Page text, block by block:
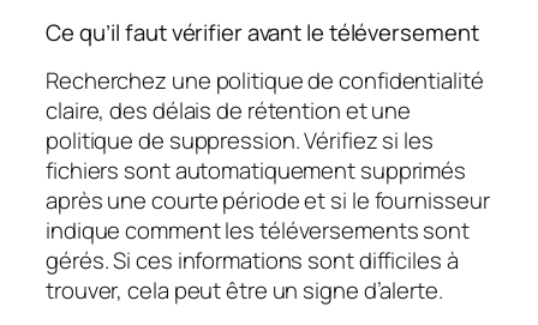
Ce qu’il faut vérifier avant le téléversement
Recherchez une politique de confidentialité
claire, des délais de rétention et une
politique de suppression. Vérifiez si les
fichiers sont automatiquement supprimés
après une courte période et si le fournisseur
indique comment les téléversements sont
gérés. Si ces informations sont difficiles à
trouver, cela peut être un signe d’alerte.